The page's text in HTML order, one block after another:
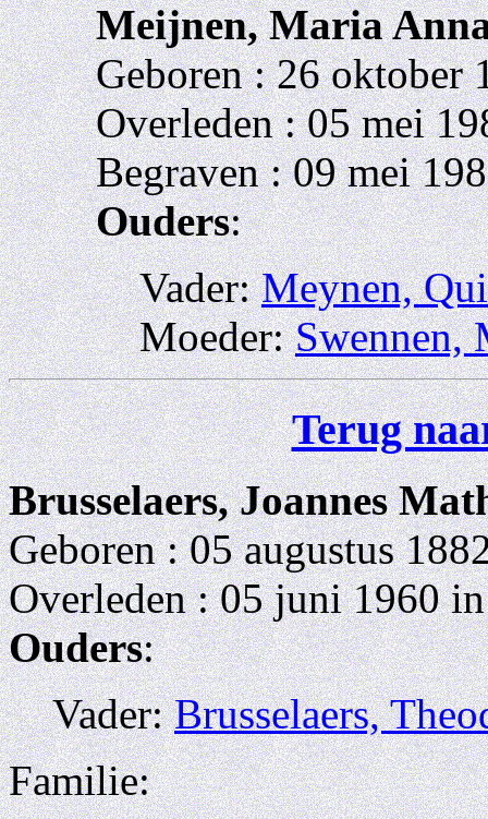
Meijnen, Maria
Geboren : 26 oktober
Overleden : 05 mei
Begraven : 09 mei
Ouders:
Vader:Meynen,
Moeder:Swennen,
Terug
Brusselaers, Joannes
Geboren : 05 augustus
Overleden : 05 juni 1960
Ouders:
Vader:Brusselaers,
Familie: